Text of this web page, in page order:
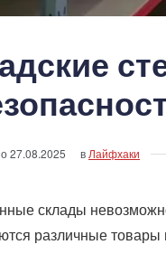
27.08.2025 в Лайфхаки
склады
различные товары